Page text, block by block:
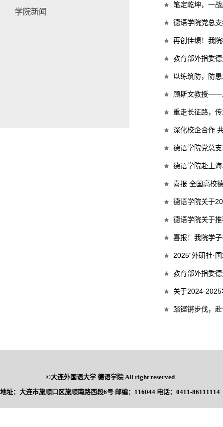
学院新闻
笔定乾坤，一
德语学院党总
再创佳绩！我
教育部外指委
以练筑防，防
顾斯文教授——
重走长征路，
深化校企合作
德语学院党总
德语学院赴上
喜报 全国高校
德语学院关于
德语学院关于
喜报！我院学
2025“外研社·
教育部外指委
关于2024-
踏铿锵步伐，
©大连外国语大学 德语学院 All right reserved
地址：大连市旅顺口区旅顺南路西段6号 邮编：116044 电话：0411-86111114